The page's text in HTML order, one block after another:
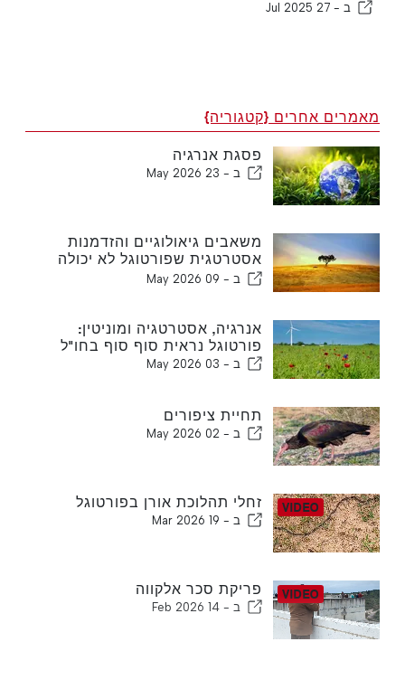
ב - 27 Jul 2025
מאמרים אחרים {קטגוריה}
פסגת אנרגיה
ב - 23 May 2026
משאבים גיאולוגיים והזדמנות
אסטרטגית שפורטוגל לא יכולה
לדחות שוב
ב - 09 May 2026
אנרגיה, אסטרטגיה ומוניטין:
פורטוגל נראית סוף סוף בחו"ל
ב - 03 May 2026
תחיית ציפורים
ב - 02 May 2026
זחלי תהלוכת אורן בפורטוגל
ב - 19 Mar 2026
פריקת סכר אלקווה
ב - 14 Feb 2026